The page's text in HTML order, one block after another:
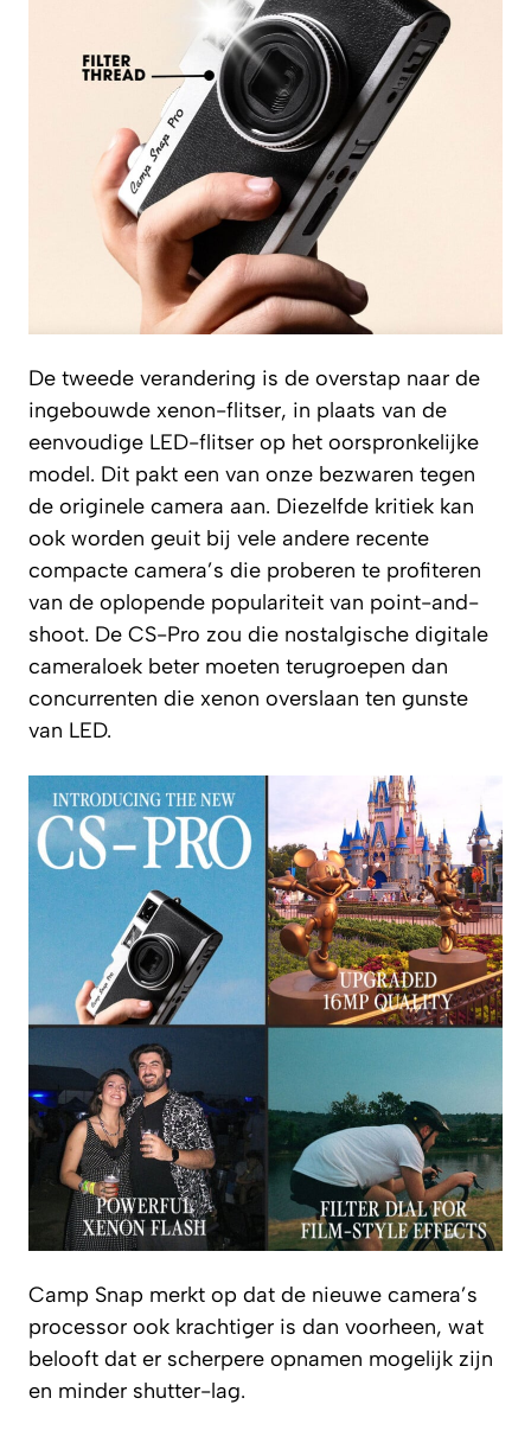
De tweede verandering is de overstap naar de
ingebouwde xenon-flitser, in plaats van de
eenvoudige LED-flitser op het oorspronkelijke
model. Dit pakt een van onze bezwaren tegen
de originele camera aan. Diezelfde kritiek kan
ook worden geuit bij vele andere recente
compacte camera’s die proberen te profiteren
van de oplopende populariteit van point-and-
shoot. De CS-Pro zou die nostalgische digitale
cameraloek beter moeten terugroepen dan
concurrenten die xenon overslaan ten gunste
van LED.
Camp Snap merkt op dat de nieuwe camera’s
processor ook krachtiger is dan voorheen, wat
belooft dat er scherpere opnamen mogelijk zijn
en minder shutter-lag.